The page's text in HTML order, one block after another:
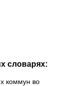
словарях:
коммун во